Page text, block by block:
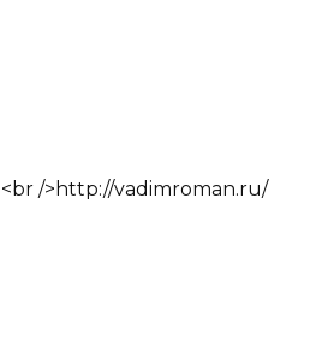
/>http://vadimroman.ru/